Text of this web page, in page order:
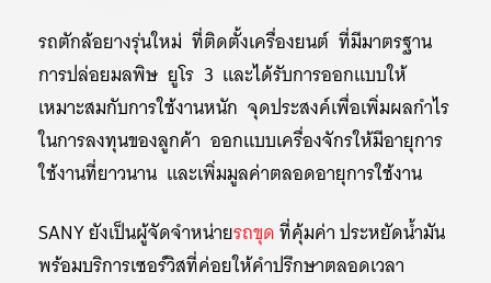
รถตักล้อยางรุ่นใหม่ ที่ติดตั้งเครื่องยนต์ ที่มีมาตรฐาน
การปล่อยมลพิษ ยูโร 3 และได้รับการออกแบบให้
เหมาะสมกับการใช้งานหนัก จุดประสงค์เพื่อเพิ่มผลกำไร
ในการลงทุนของลูกค้า ออกแบบเครื่องจักรให้มีอายุการ
ใช้งานที่ยาวนาน และเพิ่มมูลค่าตลอดอายุการใช้งาน
SANY ยังเป็นผู้จัดจำหน่ายรถขุดที่คุ้มค่า ประหยัดน้ำมัน
พร้อมบริการเซอร์วิสที่ค่อยให้คำปรึกษาตลอดเวลา